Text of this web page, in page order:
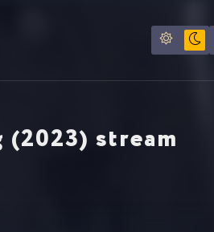
stream